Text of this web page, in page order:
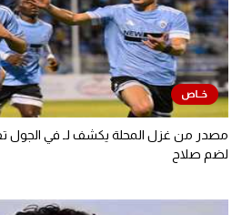
مصدر من غزل المحلة يكشف لـ في الجول
لضم صلاح